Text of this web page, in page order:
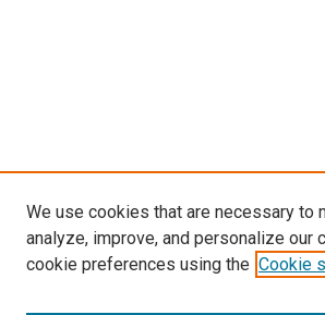
We use cookies that are necessary to
analyze, improve, and personalize our
cookie preferences using the Cookie